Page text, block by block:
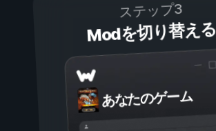
ステップ3
Modを切り替える
あなたのゲーム